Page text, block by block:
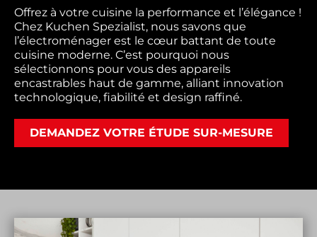
Chez Kuchen Spezialist, nous savons que
l’électroménager est le cœur battant de toute
cuisine moderne. C’est pourquoi nous
sélectionnons pour vous des appareils
encastrables haut de gamme, alliant innovation
technologique, fiabilité et design raffiné.
DEMANDEZ VOTRE ÉTUDE SUR-MESURE